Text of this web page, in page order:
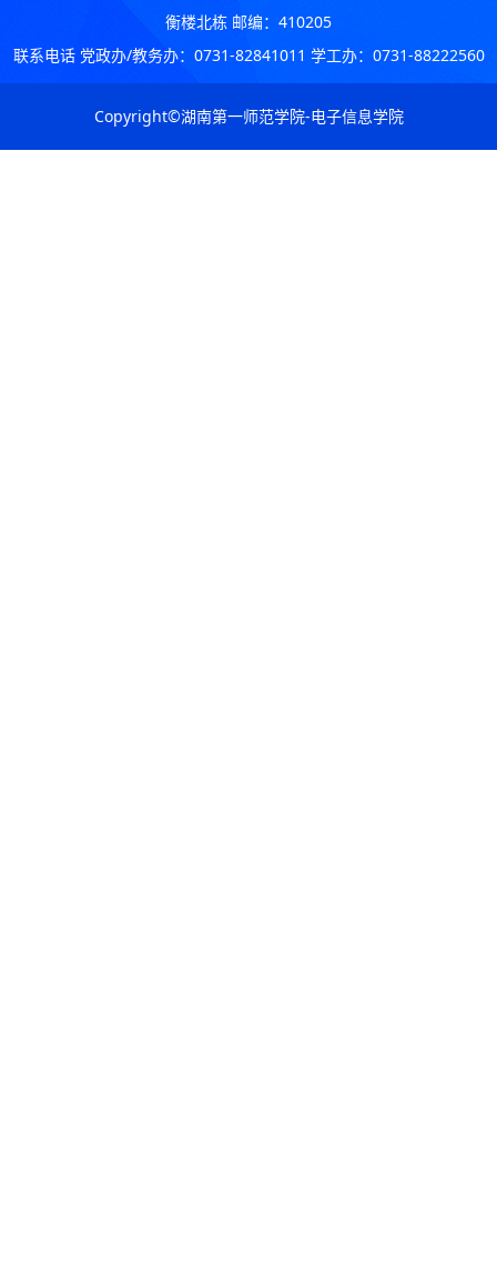
衡楼北栋 邮编：410205
联系电话 党政办/教务办：0731-82841011 学工办：0731-88222560
Copyright©湖南第一师范学院-电子信息学院